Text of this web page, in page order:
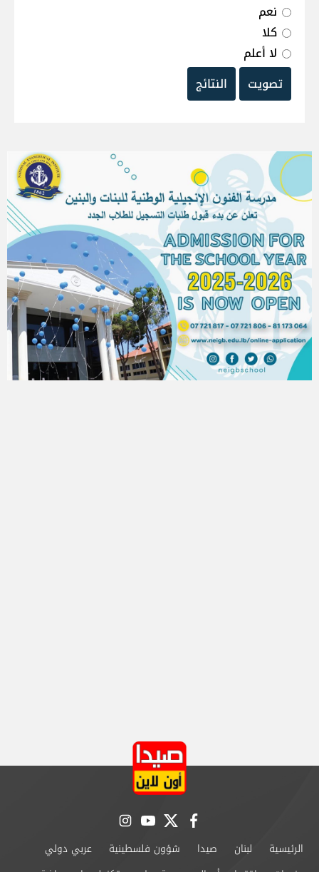
نعم
كلا
لا أعلم
تصويت
النتائج
facebook
twitter
youtube
instagram
الرئيسية لبنان صيدا شؤون فلسطينية
عربي دولي